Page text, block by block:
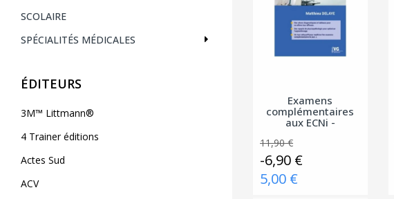
SCOLAIRE
SPÉCIALITÉS MÉDICALES
ÉDITEURS
3M™ Littmann®
4 Trainer éditions
Actes Sud
ACV
Examens
complémentaires
aux ECNi -
11,90 €
-6,90 €
5,00 €